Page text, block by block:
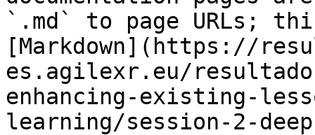
`.md` to page URLs;
[Markdown](https://
es.agilexr.eu/
enhancing-existing-
learning/session-2-